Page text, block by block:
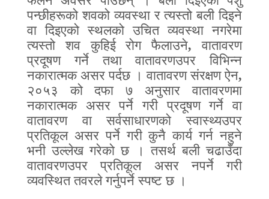
पन्छीहरूको शवको व्यवस्था र त्यस्तो बली दिइने
वा दिइएको स्थलको उचित व्यवस्था नगरेमा
त्यस्तो शव कुहिई रोग फैलाउने,वातावरण
प्रदूषण गर्ने तथा वातावरणउपर विभिन्न
नकारात्मक असर पर्दछ । वातावरण संरक्षण ऐन,
२०५३ को दफा ७ अनुसार वातावरणमा
नकारात्मक असर पर्ने गरी प्रदूषण गर्ने वा
वातावरण वा सर्वसाधारणको स्वास्थ्यउपर
प्रतिकूल असर पर्ने गरी कुनै कार्य गर्न नहुने
भनी उल्लेख गरेको छ । तसर्थ बली चढाउँदा
वातावरणउपर प्रतिकूल असर नपर्ने गरी
व्यवस्थित तवरले गर्नुपर्ने स्पष्ट छ ।